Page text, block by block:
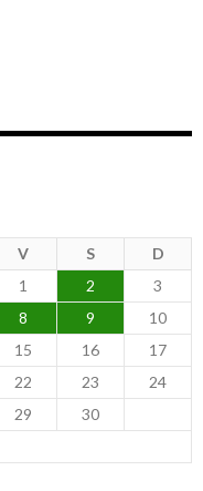
V S D
1 2
3
8 9
10
15 16
17
22 23
24
29 30